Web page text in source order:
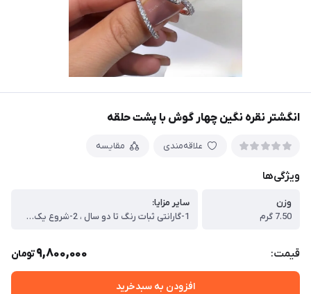
انگشتر نقره نگین چهار گوش با پشت حلقه
علاقه‌مندی مقایسه
ویژگی‌ها
وزن
7.50 گرم
سایر مزایا:
1-گارانتی ثبات رنگ تا دو سال ، 2-شروع یک سرمایه گذاری در نقره ، 3-استفاده روزمره از یک جنس با کیفیت مد روز ، 4-امکان فروش محصول در هر زمان به قیمت نرخ روز نقره به گرم نقره محصول خریداری شده
قیمت: 9,800,000تومان
افزودن به سبدخرید